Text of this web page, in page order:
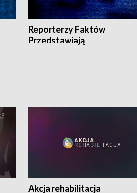
Reporterzy Faktów
Przedstawiają
Akcja rehabilitacja